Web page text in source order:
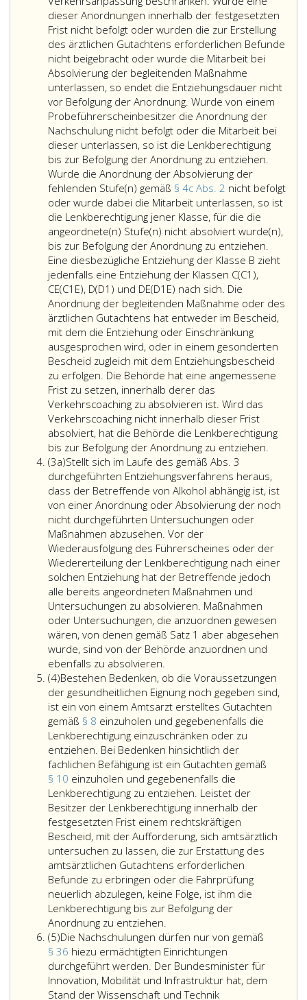
dieser Anordnungen innerhalb der festgesetzten
Frist nicht befolgt oder wurden die zur Erstellung
des ärztlichen Gutachtens erforderlichen Befunde
nicht beigebracht oder wurde die Mitarbeit bei
Absolvierung der begleitenden Maßnahme
unterlassen, so endet die Entziehungsdauer nicht
vor Befolgung der Anordnung. Wurde von einem
Probeführerscheinbesitzer die Anordnung der
Nachschulung nicht befolgt oder die Mitarbeit bei
dieser unterlassen, so ist die Lenkberechtigung
bis zur Befolgung der Anordnung zu entziehen.
Wurde die Anordnung der Absolvierung der
fehlenden Stufe(n) gemäß § 4c Abs. 2 nicht befolgt
oder wurde dabei die Mitarbeit unterlassen, so ist
die Lenkberechtigung jener Klasse, für die die
angeordnete(n) Stufe(n) nicht absolviert wurde(n),
bis zur Befolgung der Anordnung zu entziehen.
Eine diesbezügliche Entziehung der Klasse B zieht
jedenfalls eine Entziehung der Klassen C(C1),
CE(C1E), D(D1) und DE(D1E) nach sich. Die
Anordnung der begleitenden Maßnahme oder des
ärztlichen Gutachtens hat entweder im Bescheid,
mit dem die Entziehung oder Einschränkung
ausgesprochen wird, oder in einem gesonderten
Bescheid zugleich mit dem Entziehungsbescheid
zu erfolgen. Die Behörde hat eine angemessene
Frist zu setzen, innerhalb derer das
Verkehrscoaching zu absolvieren ist. Wird das
Verkehrscoaching nicht innerhalb dieser Frist
absolviert, hat die Behörde die Lenkberechtigung
bis zur Befolgung der Anordnung zu entziehen.
hat
der
Absatz
3
a
es
sich
einen
handelt,
eins
(3a)Absatz
3
a,
Stellt sich im Laufe des gemäß Abs. 3
durchgeführten Entziehungsverfahrens heraus,
dass der Betreffende von Alkohol abhängig ist, ist
von einer Anordnung oder Absolvierung der noch
nicht durchgeführten Untersuchungen oder
Maßnahmen abzusehen. Vor der
Wiederausfolgung des Führerscheines oder der
Wiedererteilung der Lenkberechtigung nach einer
solchen Entziehung hat der Betreffende jedoch
alle bereits angeordneten Maßnahmen und
Untersuchungen zu absolvieren. Maßnahmen
oder Untersuchungen, die anzuordnen gewesen
wären, von denen gemäß Satz 1 aber abgesehen
wurde, sind von der Behörde anzuordnen und
ebenfalls zu absolvieren.
sich
im
Laufe
des
gemäß
Absatz
3,
durchgeführten
Entziehungsverfahrens
heraus,
dass
der
Betreffende
von
Alkohol
abhängig
ist,
von
einer
Anordnung
oder
Absolvierung
(4)Absatz
4,
Bestehen Bedenken, ob die Voraussetzungen
der gesundheitlichen Eignung noch gegeben sind,
ist ein von einem Amtsarzt erstelltes Gutachten
gemäß § 8 einzuholen und gegebenenfalls die
Lenkberechtigung einzuschränken oder zu
entziehen. Bei Bedenken hinsichtlich der
fachlichen Befähigung ist ein Gutachten gemäß
§ 10 einzuholen und gegebenenfalls die
Lenkberechtigung zu entziehen. Leistet der
Besitzer der Lenkberechtigung innerhalb der
festgesetzten Frist einem rechtskräftigen
Bescheid, mit der Aufforderung, sich amtsärztlich
untersuchen zu lassen, die zur Erstattung des
amtsärztlichen Gutachtens erforderlichen
Befunde zu erbringen oder die Fahrprüfung
neuerlich abzulegen, keine Folge, ist ihm die
Lenkberechtigung bis zur Befolgung der
Anordnung zu entziehen.
Bedenken,
ob
die
Voraussetzungen
der
(5)Absatz
5,
Die Nachschulungen dürfen nur von gemäß
§ 36 hiezu ermächtigten Einrichtungen
durchgeführt werden. Der Bundesminister für
Innovation, Mobilität und Infrastruktur hat, dem
Stand der Wissenschaft und Technik